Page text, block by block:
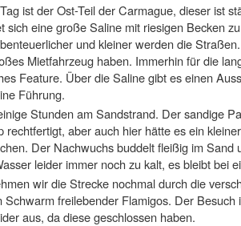
ist der Ost-Teil der Carmague, dieser ist
sich eine große Saline mit riesigen Becken
und kleiner werden die
Mietfahrzeug haben. Immerhin für die
Feature. Über die Saline gibt es einen
Führung.
Stunden am Sandstrand. Der sandige
rechtfertigt, aber auch hier hätte es ein
Der Nachwuchs buddelt fleißig im Sand
leider immer noch zu kalt, es bleibt bei
wir die Strecke nochmal durch die
Schwarm freilebender Flamigos. Der
aus, da diese geschlossen haben.